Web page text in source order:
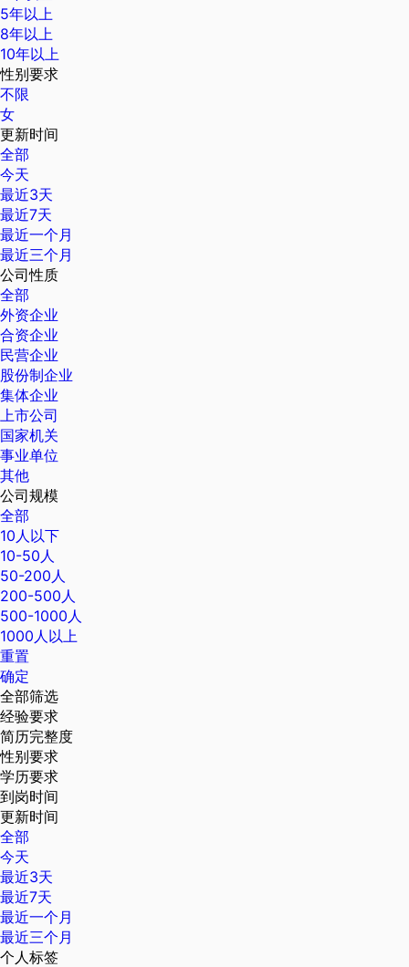
5年以上
8年以上
10年以上
性别要求
不限
女
更新时间
全部
今天
最近3天
最近7天
最近一个月
最近三个月
公司性质
全部
外资企业
合资企业
民营企业
股份制企业
集体企业
上市公司
国家机关
事业单位
其他
公司规模
全部
10人以下
10-50人
50-200人
200-500人
500-1000人
1000人以上
重置
确定
全部筛选
经验要求
简历完整度
性别要求
学历要求
到岗时间
更新时间
全部
今天
最近3天
最近7天
最近一个月
最近三个月
个人标签